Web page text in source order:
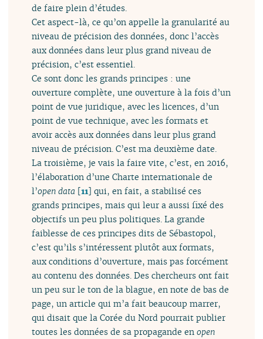
de faire plein d’études.
Cet aspect-là, ce qu’on appelle la granularité au
niveau de précision des données, donc l’accès
aux données dans leur plus grand niveau de
précision, c’est essentiel.
Ce sont donc les grands principes : une
ouverture complète, une ouverture à la fois d’un
point de vue juridique, avec les licences, d’un
point de vue technique, avec les formats et
avoir accès aux données dans leur plus grand
niveau de précision. C’est ma deuxième date.
La troisième, je vais la faire vite, c’est, en 2016,
l’élaboration d’une Charte internationale de
l’open data [11] qui, en fait, a stabilisé ces
grands principes, mais qui leur a aussi fixé des
objectifs un peu plus politiques. La grande
faiblesse de ces principes dits de Sébastopol,
c’est qu’ils s’intéressent plutôt aux formats,
aux conditions d’ouverture, mais pas forcément
au contenu des données. Des chercheurs ont fait
un peu sur le ton de la blague, en note de bas de
page, un article qui m’a fait beaucoup marrer,
qui disait que la Corée du Nord pourrait publier
toutes les données de sa propagande enopen